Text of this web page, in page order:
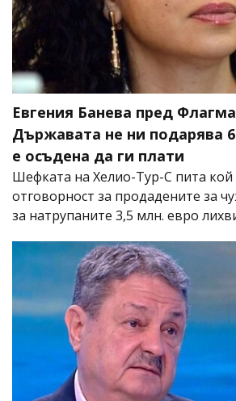
Евгения Банева пред
Държавата не ни подарява
е осъдена да ги плати
Шефката на Хелио-Тур-С пита
отговорност за продадените за
за натрупаните 3,5 млн. евро